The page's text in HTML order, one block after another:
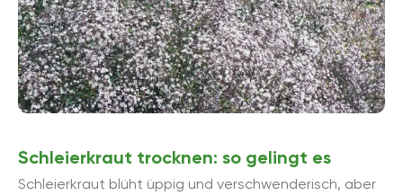
Schleierkraut trocknen: so gelingt es
Schleierkraut blüht üppig und verschwenderisch, aber